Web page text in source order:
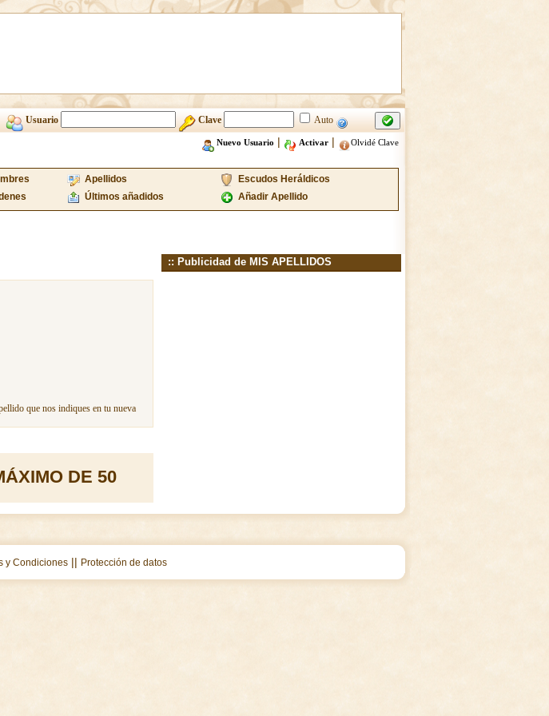
Usuario Clave Auto
Nuevo Usuario | Activar| Olvidé Clave
Apellidos
Escudos Heráldicos
Últimos añadidos Añadir Apellido
que nos indiques en tu nueva
DE 50
:: Publicidad de MIS APELLIDOS
y Condiciones|| Protección de datos